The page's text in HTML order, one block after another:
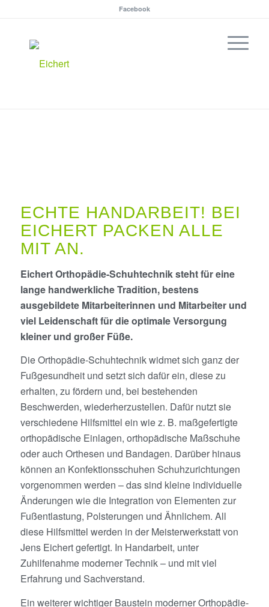
Facebook
ECHTE HANDARBEIT! BEI
EICHERT PACKEN ALLE
MIT AN.
Eichert Orthopädie-Schuhtechnik steht für eine
lange handwerkliche Tradition, bestens
ausgebildete Mitarbeiterinnen und Mitarbeiter und
viel Leidenschaft für die optimale Versorgung
kleiner und großer Füße.
Die Orthopädie-Schuhtechnik widmet sich ganz der
Fußgesundheit und setzt sich dafür ein, diese zu
erhalten, zu fördern und, bei bestehenden
Beschwerden, wiederherzustellen. Dafür nutzt sie
verschiedene Hilfsmittel ein wie z. B. maßgefertigte
orthopädische Einlagen, orthopädische Maßschuhe
oder auch Orthesen und Bandagen. Darüber hinaus
können an Konfektionsschuhen Schuhzurichtungen
vorgenommen werden – das sind kleine individuelle
Änderungen wie die Integration von Elementen zur
Fußentlastung, Polsterungen und Ähnlichem. All
diese Hilfsmittel werden in der Meisterwerkstatt von
Jens Eichert gefertigt. In Handarbeit, unter
Zuhilfenahme moderner Technik – und mit viel
Erfahrung und Sachverstand.
Ein weiterer wichtiger Baustein moderner Orthopädie-